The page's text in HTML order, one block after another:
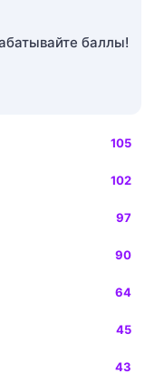
баллы!
105
102
97
90
64
45
43